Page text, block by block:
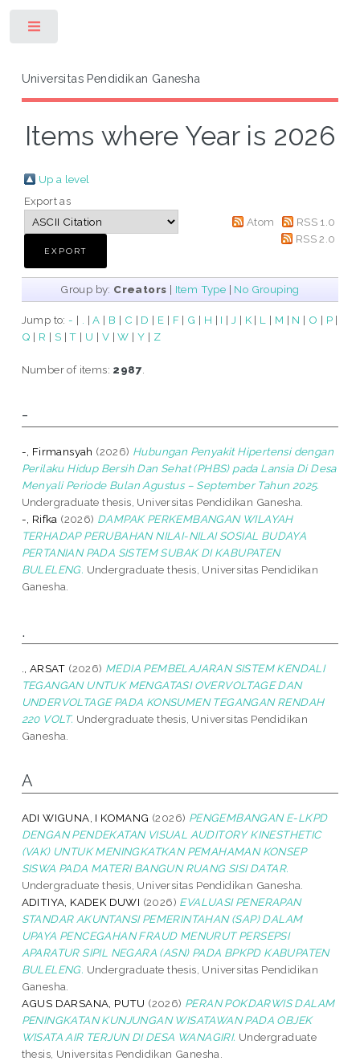
Universitas Pendidikan Ganesha
Items where Year is 2026
Up a level
Export as
Atom
RSS 1.0
RSS 2.0
Group by: Creators | Item Type | No Grouping
Jump to: - | |A | B | C | D | E | F| G | H | I | J | K| L | M | N | O | P |
Q | R | S |T | U | V |W | Y | Z
Number of items: 2987
-
-, Firmansyah (2026) Hubungan Penyakit Hipertensi dengan
Perilaku Hidup Bersih Dan Sehat (PHBS) pada Lansia Di Desa
Menyali Periode Bulan Agustus – September Tahun 2025.
Undergraduate thesis, Universitas Pendidikan Ganesha.
-, Rifka (2026) DAMPAK PERKEMBANGAN WILAYAH
TERHADAP PERUBAHAN NILAI-NILAI SOSIAL BUDAYA
PERTANIAN PADA SISTEM SUBAK DI KABUPATEN
BULELENG. Undergraduate thesis, Universitas Pendidikan
Ganesha.
.
., ARSAT (2026) MEDIA PEMBELAJARAN SISTEM KENDALI
TEGANGAN UNTUK MENGATASI OVERVOLTAGE DAN
UNDERVOLTAGE PADA KONSUMEN TEGANGAN RENDAH
220 VOLT. Undergraduate thesis, Universitas Pendidikan
Ganesha.
A
ADI WIGUNA, I KOMANG (2026) PENGEMBANGAN E-LKPD
DENGAN PENDEKATAN VISUAL AUDITORY KINESTHETIC
(VAK) UNTUK MENINGKATKAN PEMAHAMAN KONSEP
SISWA PADA MATERI BANGUN RUANG SISI DATAR.
Undergraduate thesis, Universitas Pendidikan Ganesha.
ADITIYA, KADEK DUWI (2026) EVALUASI PENERAPAN
STANDAR AKUNTANSI PEMERINTAHAN (SAP) DALAM
UPAYA PENCEGAHAN FRAUD MENURUT PERSEPSI
APARATUR SIPIL NEGARA (ASN) PADA BPKPD KABUPATEN
BULELENG. Undergraduate thesis, Universitas Pendidikan
Ganesha.
AGUS DARSANA, PUTU (2026) PERAN POKDARWIS DALAM
PENINGKATAN KUNJUNGAN WISATAWAN PADA OBJEK
WISATA AIR TERJUN DI DESA WANAGIRI. Undergraduate
thesis, Universitas Pendidikan Ganesha.